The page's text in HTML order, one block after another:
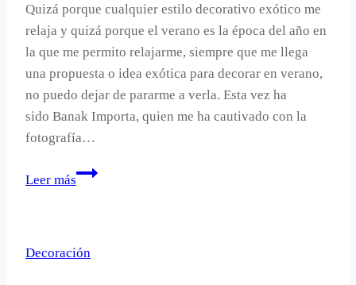
Quizá porque cualquier estilo decorativo exótico me
relaja y quizá porque el verano es la época del año en
la que me permito relajarme, siempre que me llega
una propuesta o idea exótica para decorar en verano,
no puedo dejar de pararme a verla. Esta vez ha
sido Banak Importa, quien me ha cautivado con la
fotografía…
Leer más
Estilo
Decoración